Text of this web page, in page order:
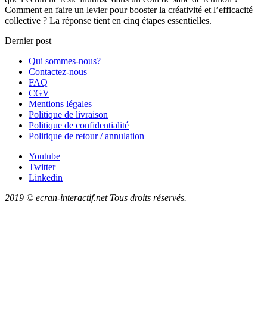
Comment en faire un levier pour booster la créativité et l’efficacité
collective ? La réponse tient en cinq étapes essentielles.
Dernier post
Qui sommes-nous?
Contactez-nous
FAQ
CGV
Mentions légales
Politique de livraison
Politique de confidentialité
Politique de retour / annulation
Youtube
Twitter
Linkedin
2019 © ecran-interactif.net Tous droits réservés.